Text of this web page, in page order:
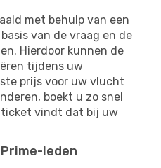
met behulp van een
van de vraag en de
Hierdoor kunnen de
tijdens uw
prijs voor uw vlucht
boekt u zo snel
vindt dat bij uw
leden